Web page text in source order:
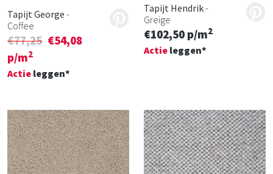
Tapijt George -
Coffee
€77,25 €54,08
p/m2
Actie leggen*
Tapijt Hendrik-
Greige
€102,50 p/m2
Actie leggen*